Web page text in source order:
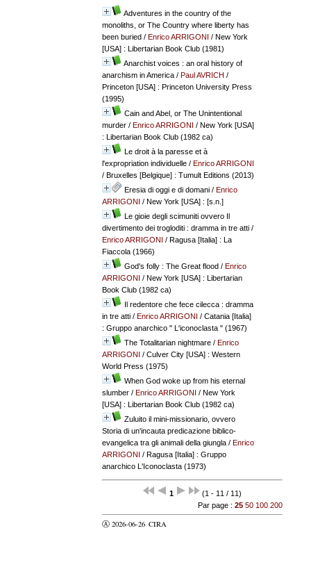
Adventures in the country of the
monoliths, or The Country where liberty has
been buried/ Enrico ARRIGONI / New York
[USA] : Libertarian Book Club (1981)
Anarchist voices : an oral history of
anarchism in America/ Paul AVRICH /
Princeton [USA] : Princeton University Press
(1995)
Cain and Abel, or The Unintentional
murder/ Enrico ARRIGONI / New York [USA]
: Libertarian Book Club (1982 ca)
Le droit à la paresse et à
l'expropriation individuelle/ Enrico ARRIGONI
/ Bruxelles [Belgique] : Tumult Editions (2013)
Eresia di oggi e di domani/ Enrico
ARRIGONI / New York [USA] : [s.n.]
Le gioie degli scimuniti ovvero Il
divertimento dei trogloditi : dramma in tre atti/
Enrico ARRIGONI / Ragusa [Italia] : La
Fiaccola (1966)
God's folly : The Great flood/ Enrico
ARRIGONI / New York [USA] : Libertarian
Book Club (1982 ca)
Il redentore che fece cilecca : dramma
in tre atti/ Enrico ARRIGONI / Catania [Italia]
: Gruppo anarchico " L'iconoclasta " (1967)
The Totalitarian nightmare/ Enrico
ARRIGONI / Culver City [USA] : Western
World Press (1975)
When God woke up from his eternal
slumber/ Enrico ARRIGONI / New York
[USA] : Libertarian Book Club (1982 ca)
Zuluito il mini-missionario, ovvero
Storia di un'incauta predicazione biblico-
evangelica tra gli animali della giungla/ Enrico
ARRIGONI / Ragusa [Italia] : Gruppo
anarchico L'Iconoclasta (1973)
1
(1 - 11 / 11)
Par page : 25 50 100 200
Ⓐ 2026-06-26 CIRA